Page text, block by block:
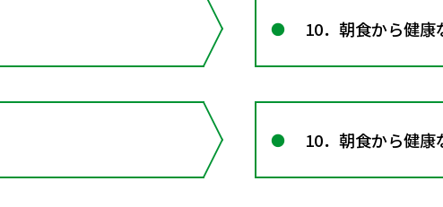
10．朝食から健康
10．朝食から健康